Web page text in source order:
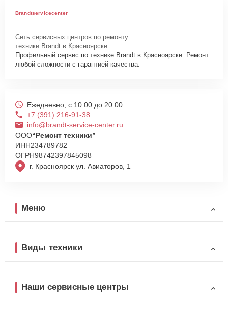
Brandtservicecenter
Сеть сервисных центров по ремонту
техники Brandt в Красноярске.
Профильный сервис по технике Brandt в Красноярске. Ремонт
любой сложности с гарантией качества.
г. Красноярск ул. Авиаторов, 1
Ежедневно, с 10:00 до 20:00
+7 (391) 216-91-38
info@brandt-service-center.ru
ООО“Ремонт техники”
ИНН234789782
ОГРН98742397845098
Меню
Виды техники
Наши сервисные центры